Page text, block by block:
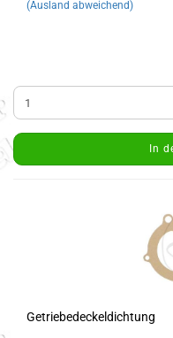
(Ausland abweichend)
In
Getriebedeckeldichtung